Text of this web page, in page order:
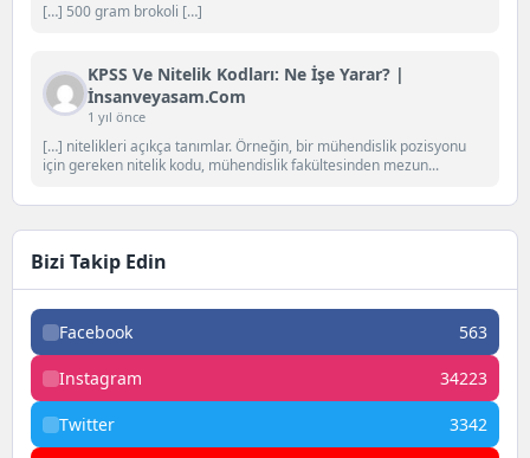
[…] 500 gram brokoli […]
KPSS Ve Nitelik Kodları: Ne İşe Yarar? |
İnsanveyasam.com
1 yıl önce
[…] nitelikleri açıkça tanımlar. Örneğin, bir mühendislik pozisyonu
için gereken nitelik kodu, mühendislik fakültesinden mezun...
Bizi Takip Edin
Facebook 563
Instagram 34223
Twitter 3342